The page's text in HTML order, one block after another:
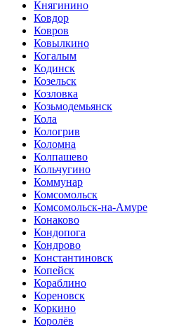
Княгинино
Ковдор
Ковров
Ковылкино
Когалым
Кодинск
Козельск
Козловка
Козьмодемьянск
Кола
Кологрив
Коломна
Колпашево
Кольчугино
Коммунар
Комсомольск
Комсомольск-на-Амуре
Конаково
Кондопога
Кондрово
Константиновск
Копейск
Кораблино
Кореновск
Коркино
Королёв